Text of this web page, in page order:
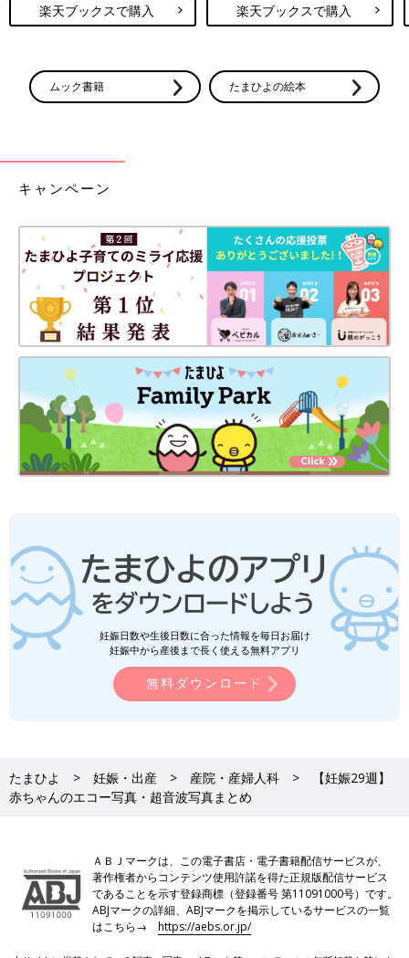
楽天ブックスで購入 楽天ブックスで購入
ムック書籍 たまひよの絵本
キャンペーン
妊娠日数や生後日数に合った情報を毎日お届け
妊娠中から産後まで長く使える無料アプリ
無料ダウンロード
たまひよ 妊娠・出産 産院・産婦人科
【妊娠29週】
赤ちゃんのエコー写真・超音波写真まとめ
ＡＢＪマークは、この電子書店・電子書籍配信サービスが、
著作権者からコンテンツ使用許諾を得た正規版配信サービス
であることを示す登録商標（登録番号 第11091000号）です。
ABJマークの詳細、ABJマークを掲示しているサービスの一覧
はこちら→https://aebs.or.jp/